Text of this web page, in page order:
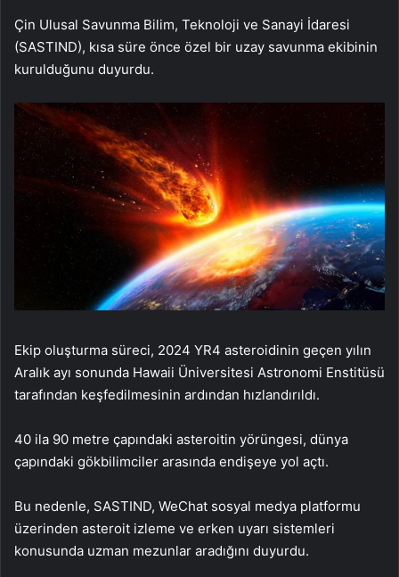
Çin Ulusal Savunma Bilim, Teknoloji ve Sanayi İdaresi
(SASTIND), kısa süre önce özel bir uzay savunma ekibinin
kurulduğunu duyurdu.
Ekip oluşturma süreci, 2024 YR4 asteroidinin geçen yılın
Aralık ayı sonunda Hawaii Üniversitesi Astronomi Enstitüsü
tarafından keşfedilmesinin ardından hızlandırıldı.
40 ila 90 metre çapındaki asteroitin yörüngesi, dünya
çapındaki gökbilimciler arasında endişeye yol açtı.
Bu nedenle, SASTIND, WeChat sosyal medya platformu
üzerinden asteroit izleme ve erken uyarı sistemleri
konusunda uzman mezunlar aradığını duyurdu.